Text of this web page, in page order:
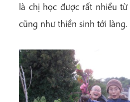
là chị học được rất nhiều từ
cũng như thiền sinh tới làng.